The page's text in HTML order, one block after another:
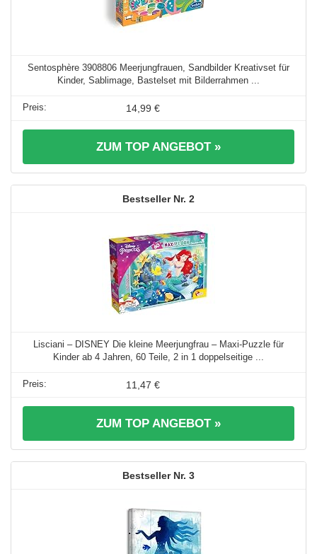
Sentosphère 3908806 Meerjungfrauen, Sandbilder Kreativset für
Kinder, Sablimage, Bastelset mit Bilderrahmen ...
14,99 €
ZUM TOP ANGEBOT »
2
Lisciani – DISNEY Die kleine Meerjungfrau – Maxi-Puzzle für
Kinder ab 4 Jahren, 60 Teile, 2 in 1 doppelseitige ...
11,47 €
ZUM TOP ANGEBOT »
3